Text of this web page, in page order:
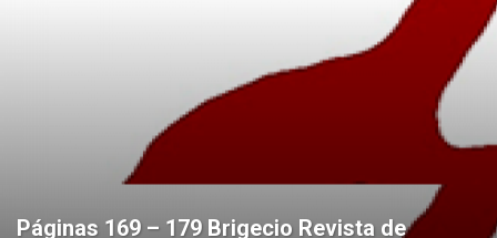
Páginas 169 – 179 Brigecio Revista de